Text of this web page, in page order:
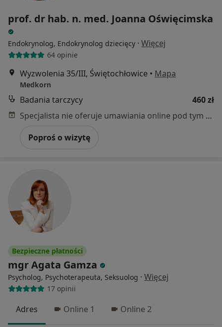
prof. dr hab. n. med. Joanna Oświęcimska
Endokrynolog, Endokrynolog dziecięcy · Więcej
64 opinie
Wyzwolenia 35/III, Świętochłowice • Mapa
Medkorn
Badania tarczycy
460 zł
Specjalista nie oferuje umawiania online pod tym adresem.
Poproś o wizytę
Bezpieczne płatności
mgr Agata Gamza
Psycholog, Psychoterapeuta, Seksuolog · Więcej
17 opinii
Adres Online 1 Online 2